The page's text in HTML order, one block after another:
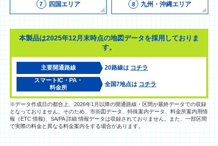
7 四国エリア 8 九州・沖縄エリア
本製品は2025年12月末時点の地図データを採用しておりま
す。
主要開通路線 20路線は コチラ
スマートIC・PA・
料金所
全国7地点は コチラ
※データ作成日の都合上、2026年1月以降の開通路線・区間が最終データでの収録
となっておりません。そのため、市街図データ、特殊案内データ、料金所案内用情
報（ETC 情報)、SA/PA 詳細 情報データは収録されておりません。また、一部区間
で実際の料金と異なる料金案内をする場合があります。